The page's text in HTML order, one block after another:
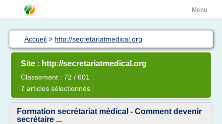
Menu
Accueil > http://secretariatmedical.org
Site : http://secretariatmedical.org
Classement : 72 / 601
7 articles sélectionnés
Formation secrétariat médical - Comment devenir
secrétaire ...